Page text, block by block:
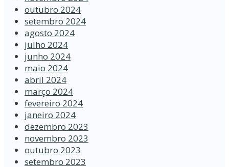
outubro 2024
setembro 2024
agosto 2024
julho 2024
junho 2024
maio 2024
abril 2024
março 2024
fevereiro 2024
janeiro 2024
dezembro 2023
novembro 2023
outubro 2023
setembro 2023